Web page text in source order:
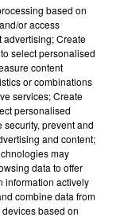
ET
based on
or access
advertising; Create
select personalised
content
or combinations
services; Create
personalised
prevent and
and content;
may
data to offer
information actively
combine data from
based on